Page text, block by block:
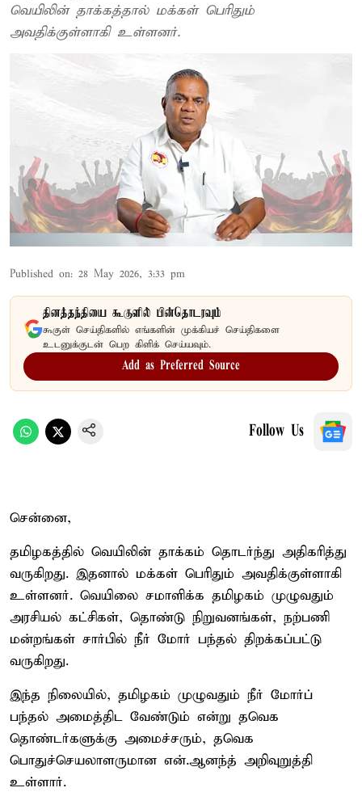
வெயிலின் தாக்கத்தால் மக்கள் பெரிதும்
அவதிக்குள்ளாகி உள்ளனர்.
Published on: 28 May 2026, 3:33 pm
தினத்தந்தியை கூகுளில் பின்தொடரவும்
கூகுள் செய்திகளில் எங்களின் முக்கியச் செய்திகளை
உடனுக்குடன் பெற கிளிக் செய்யவும்.
Add as Preferred Source
Follow Us
சென்னை,
தமிழகத்தில் வெயிலின் தாக்கம் தொடர்ந்து அதிகரித்து
வருகிறது. இதனால் மக்கள் பெரிதும் அவதிக்குள்ளாகி
உள்ளனர். வெயிலை சமாளிக்க தமிழகம் முழுவதும்
அரசியல் கட்சிகள், தொண்டு நிறுவனங்கள், நற்பணி
மன்றங்கள் சார்பில் நீர் மோர் பந்தல் திறக்கப்பட்டு
வருகிறது.
இந்த நிலையில், தமிழகம் முழுவதும் நீர் மோர்ப்
பந்தல் அமைத்திட வேண்டும் என்று தவெக
தொண்டர்களுக்கு அமைச்சரும், தவெக
பொதுச்செயலாளருமான என்.ஆனந்த் அறிவுறுத்தி
உள்ளார்.